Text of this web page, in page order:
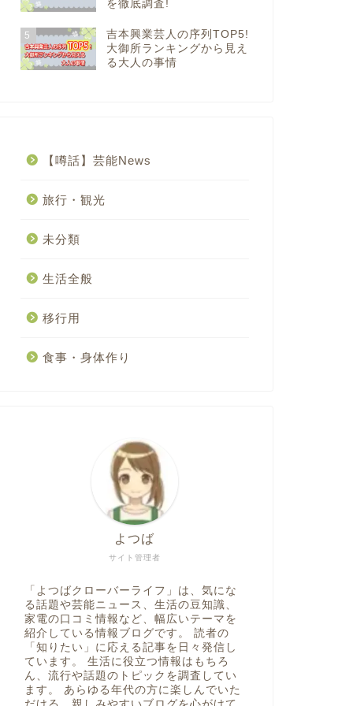
を徹底調査!
5
吉本興業芸人の序列TOP5!
大御所ランキングから見え
る大人の事情
【噂話】芸能News
旅行・観光
未分類
生活全般
移行用
食事・身体作り
サイト管理者
よつば
「よつばクローバーライフ」は、気にな
る話題や芸能ニュース、生活の豆知識、
家電の口コミ情報など、幅広いテーマを
紹介している情報ブログです。 読者の
「知りたい」に応える記事を日々発信し
ています。 生活に役立つ情報はもちろ
ん、流行や話題のトピックを調査してい
ます。 あらゆる年代の方に楽しんでいた